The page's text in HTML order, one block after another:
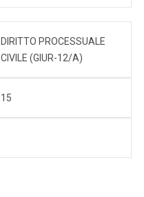
DIRITTO PROCESSUALE
CIVILE (GIUR-12/A)
15